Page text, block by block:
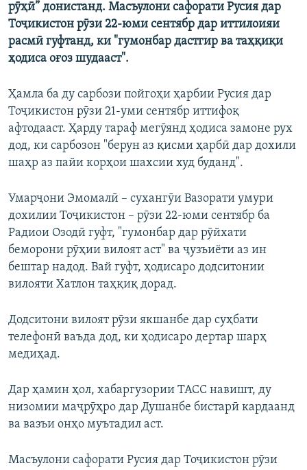
рӯҳӣ” донистанд. Масъулони сафорати Русия дар
Тоҷикистон рӯзи 22-юми сентябр дар иттилоияи
расмӣ гуфтанд, ки "гумонбар дастгир ва таҳқиқи
ҳодиса оғоз шудааст".
Ҳамла ба ду сарбози пойгоҳи ҳарбии Русия дар
Тоҷикистон рӯзи 21-уми сентябр иттифоқ
афтодааст. Ҳарду тараф мегӯянд ҳодиса замоне рух
дод, ки сарбозон "берун аз қисми ҳарбӣ дар дохили
шаҳр аз пайи корҳои шахсии худ буданд".
Умарҷони Эмомалӣ – сухангӯи Вазорати умури
дохилии Тоҷикистон – рӯзи 22-юми сентябр ба
Радиои Озодӣ гуфт, "гумонбар дар рӯйхати
беморони рӯҳии вилоят аст" ва ҷузъиёти аз ин
бештар надод. Вай гуфт, ҳодисаро додситонии
вилояти Хатлон таҳқиқ дорад.
Додситони вилоят рӯзи якшанбе дар суҳбати
телефонӣ ваъда дод, ки ҳодисаро дертар шарҳ
медиҳад.
Дар ҳамин ҳол, хабаргузории ТАСС навишт, ду
низомии маҷрӯҳро дар Душанбе бистарӣ кардаанд
ва вазъи онҳо муътадил аст.
Масъулони сафорати Русия дар Тоҷикистон рӯзи